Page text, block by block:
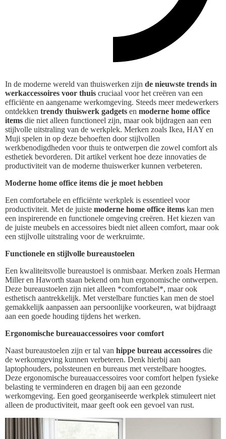
In de moderne wereld van thuiswerken zijn de nieuwste trends in
werkaccessoires voor thuis cruciaal voor het creëren van een
efficiënte en aangename werkomgeving. Steeds meer medewerkers
ontdekken trendy thuiswerk gadgets en moderne home office
items die niet alleen functioneel zijn, maar ook bijdragen aan een
stijlvolle uitstraling van de werkplek. Merken zoals Ikea, HAY en
Muji spelen in op deze behoeften door stijlvollen
werkbenodigdheden voor thuis te ontwerpen die zowel comfort als
esthetiek bevorderen. Dit artikel verkent hoe deze innovaties de
productiviteit van de moderne thuiswerker kunnen verbeteren.
Moderne home office items die je moet hebben
Een comfortabele en efficiënte werkplek is essentieel voor
productiviteit. Met de juiste moderne home office items kan men
een inspirerende en functionele omgeving creëren. Het kiezen van
de juiste meubels en accessoires biedt niet alleen comfort, maar ook
een stijlvolle uitstraling voor de werkruimte.
Functionele en stijlvolle bureaustoelen
Een kwaliteitsvolle bureaustoel is onmisbaar. Merken zoals Herman
Miller en Haworth staan bekend om hun ergonomische ontwerpen.
Deze bureaustoelen zijn niet alleen *comfortabel*, maar ook
esthetisch aantrekkelijk. Met verstelbare functies kan men de stoel
gemakkelijk aanpassen aan persoonlijke voorkeuren, wat bijdraagt
aan een goede houding tijdens het werken.
Ergonomische bureauaccessoires voor comfort
Naast bureaustoelen zijn er tal van hippe bureau accessoires die
de werkomgeving kunnen verbeteren. Denk hierbij aan
laptophouders, polssteunen en bureaus met verstelbare hoogtes.
Deze ergonomische bureauaccessoires voor comfort helpen fysieke
belasting te verminderen en dragen bij aan een gezonde
werkomgeving. Een goed georganiseerde werkplek stimuleert niet
alleen de productiviteit, maar geeft ook een gevoel van rust.